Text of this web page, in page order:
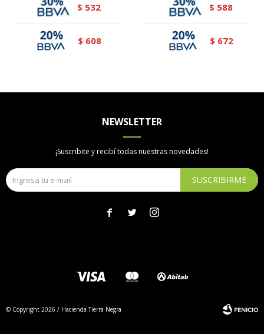
$ 532
$ 608
$ 588
$ 672
NEWSLETTER
¡Suscribite y recibí todas nuestras novedades!
SUSCRIBIRME
  
© Copyright 2026 / Hacienda Tierra Negra